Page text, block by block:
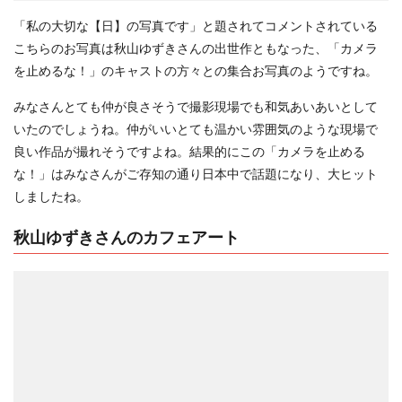
「私の大切な【日】の写真です︎」と題されてコメントされている
こちらのお写真は秋山ゆずきさんの出世作ともなった、「カメラ
を止めるな！」のキャストの方々との集合お写真のようですね。
みなさんとても仲が良さそうで撮影現場でも和気あいあいとして
いたのでしょうね。仲がいいとても温かい雰囲気のような現場で
良い作品が撮れそうですよね。結果的にこの「カメラを止める
な！」はみなさんがご存知の通り日本中で話題になり、大ヒット
しましたね。
秋山ゆずきさんのカフェアート